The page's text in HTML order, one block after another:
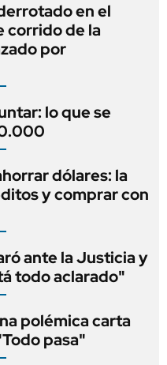
en el
de la
por
lo que se
dólares: la
y comprar con
ante la Justicia y
todo aclarado"
polémica carta
pasa"